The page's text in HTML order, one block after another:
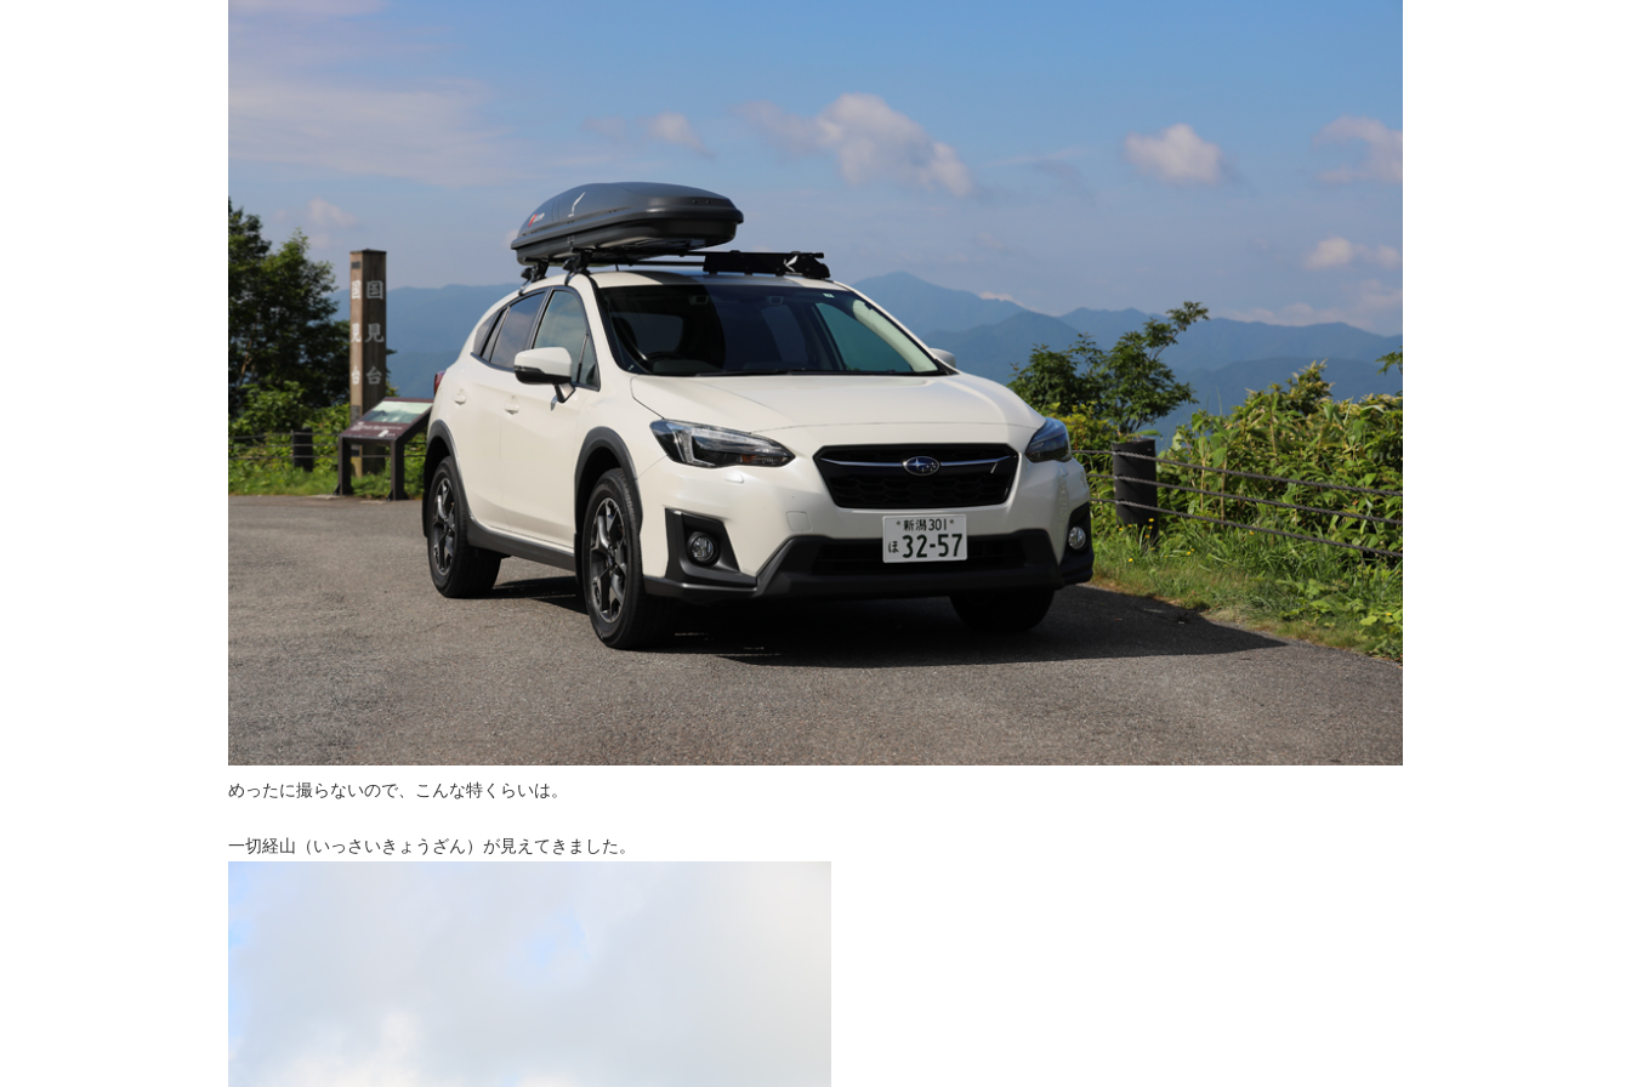
めったに撮らないので、こんな特くらいは。
一切経山（いっさいきょうざん）が見えてきました。